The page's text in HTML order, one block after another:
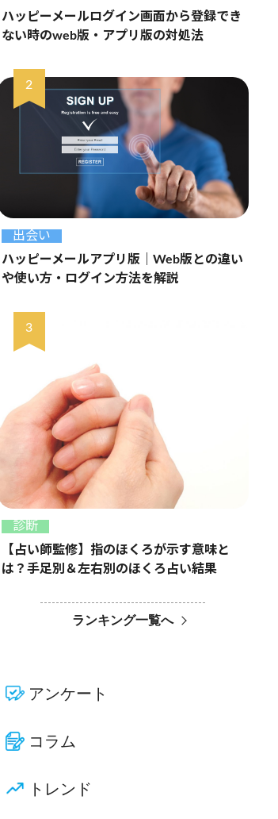
ハッピーメールログイン画面から登録でき
ない時のweb版・アプリ版の対処法
出会い
ハッピーメールアプリ版｜Web版との違い
や使い方・ログイン方法を解説
診断
【占い師監修】指のほくろが示す意味と
は？手足別＆左右別のほくろ占い結果
ランキング一覧へ
アンケート
コラム
トレンド